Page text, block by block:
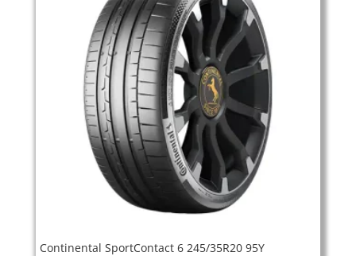
Continental SportContact 6 245/35R20 95Y